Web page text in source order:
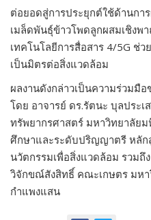
ต่อยอดสู่การประยุกต์ใช้ด้านกา
เมล็ดพันธุ์ข้าวโพดลูกผสมเชิงพ
เทคโนโลยีการสื่อสาร 4/5G ช่
เป็นมิตรต่อสิ่งแวดล้อม
ผลงานดังกล่าวเป็นความร่วมมื
โดย อาจารย์ ดร.รัตนะ บุลประ
ทรัพยากรศาสตร์ มหาวิทยาลั
ศึกษาและระดับปริญญาตรี หลัก
นวัตกรรมเพื่อสิ่งแวดล้อม รวม
วิจักขณ์สังสิทธิ์ คณะเกษตร มหา
กำแพงแสน